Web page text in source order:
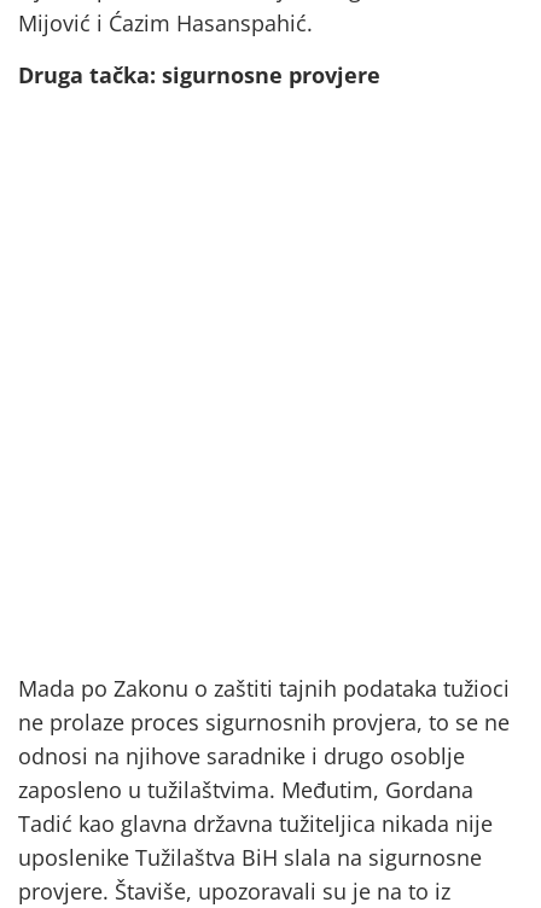
Mijović i Ćazim Hasanspahić.
Druga tačka: sigurnosne provjere
Mada po Zakonu o zaštiti tajnih podataka tužioci
ne prolaze proces sigurnosnih provjera, to se ne
odnosi na njihove saradnike i drugo osoblje
zaposleno u tužilaštvima. Međutim, Gordana
Tadić kao glavna državna tužiteljica nikada nije
uposlenike Tužilaštva BiH slala na sigurnosne
provjere. Štaviše, upozoravali su je na to iz